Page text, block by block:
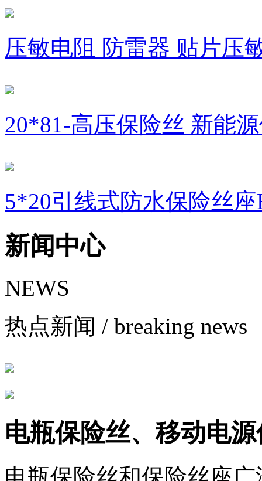
压敏电阻 防雷器 贴片压
20*81-高压保险丝 新能
5*20引线式防水保险丝座
新闻中心
NEWS
热点新闻 / breaking news
电瓶保险丝、移动电